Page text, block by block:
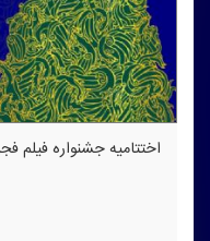
اختتامیه جشنواره فیلم